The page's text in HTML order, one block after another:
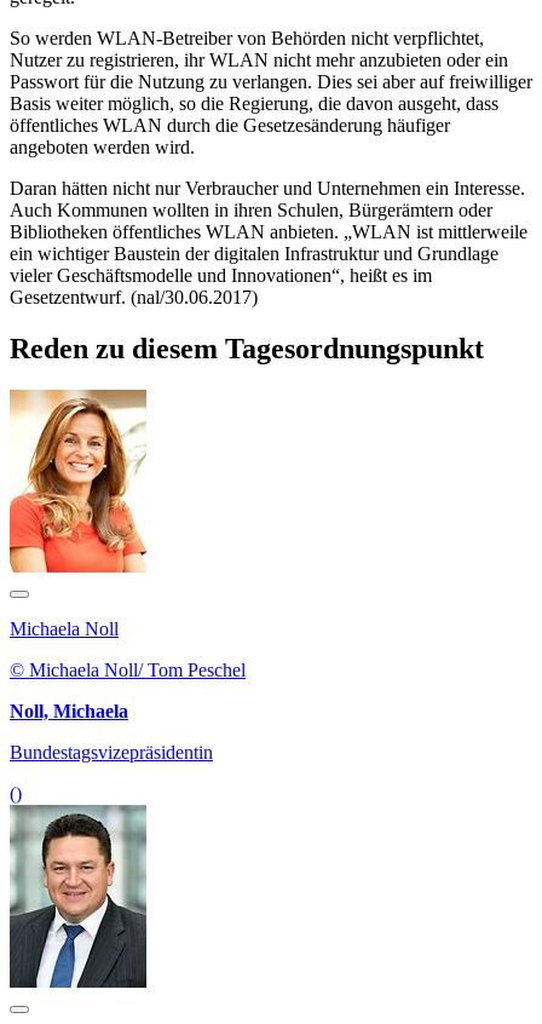
So werden WLAN-Betreiber von Behörden nicht verpflichtet,
Nutzer zu registrieren, ihr WLAN nicht mehr anzubieten oder ein
Passwort für die Nutzung zu verlangen. Dies sei aber auf freiwilliger
Basis weiter möglich, so die Regierung, die davon ausgeht, dass
öffentliches WLAN durch die Gesetzesänderung häufiger
angeboten werden wird.
Daran hätten nicht nur Verbraucher und Unternehmen ein Interesse.
Auch Kommunen wollten in ihren Schulen, Bürgerämtern oder
Bibliotheken öffentliches WLAN anbieten. „WLAN ist mittlerweile
ein wichtiger Baustein der digitalen Infrastruktur und Grundlage
vieler Geschäftsmodelle und Innovationen“, heißt es im
Gesetzentwurf. (nal/30.06.2017)
Reden zu diesem Tagesordnungspunkt
Michaela Noll
© Michaela Noll/ Tom Peschel
Noll, Michaela
Bundestagsvizepräsidentin
()